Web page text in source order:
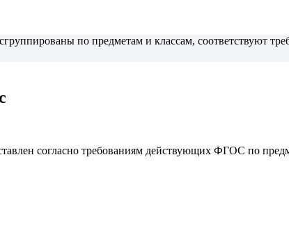
по предметам и классам, соответствуют
согласно требованиям действующих ФГОС по